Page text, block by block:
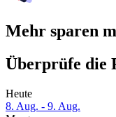
Mehr sparen
Überprüfe die
Heute
8. Aug. - 9. Aug.